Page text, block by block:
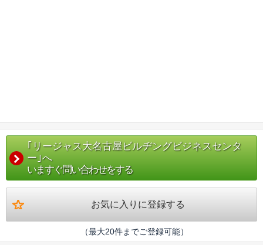
｢リージャス大名古屋ビルヂングビジネスセンタ
ー｣へ
いますぐ問い合わせをする
お気に入りに登録する
（最大20件までご登録可能）